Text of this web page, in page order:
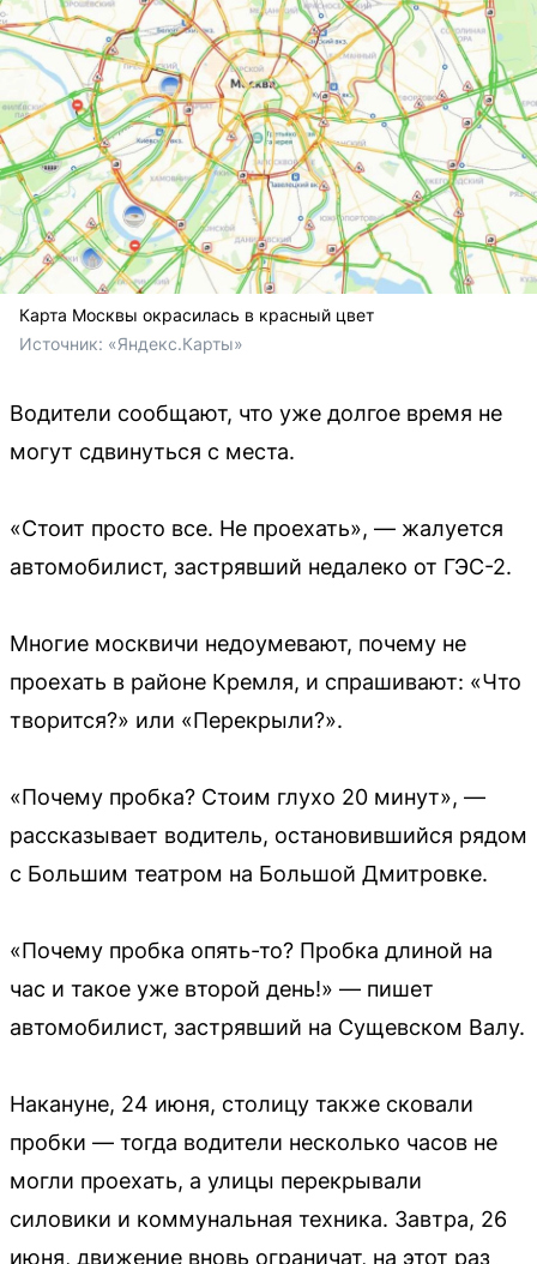
Карта Москвы окрасилась в красный цвет
Источник: «Яндекс.Карты»
Водители сообщают, что уже долгое время не
могут сдвинуться с места.
«Стоит просто все. Не проехать», — жалуется
автомобилист, застрявший недалеко от ГЭС-2.
Многие москвичи недоумевают, почему не
проехать в районе Кремля, и спрашивают: «Что
творится?» или «Перекрыли?».
«Почему пробка? Стоим глухо 20 минут», —
рассказывает водитель, остановившийся рядом
с Большим театром на Большой Дмитровке.
«Почему пробка опять-то? Пробка длиной на
час и такое уже второй день!» — пишет
автомобилист, застрявший на Сущевском Валу.
Накануне, 24 июня, столицу также сковали
пробки — тогда водители несколько часов не
могли проехать, а улицы перекрывали
силовики и коммунальная техника. Завтра, 26
июня, движение вновь ограничат, на этот раз